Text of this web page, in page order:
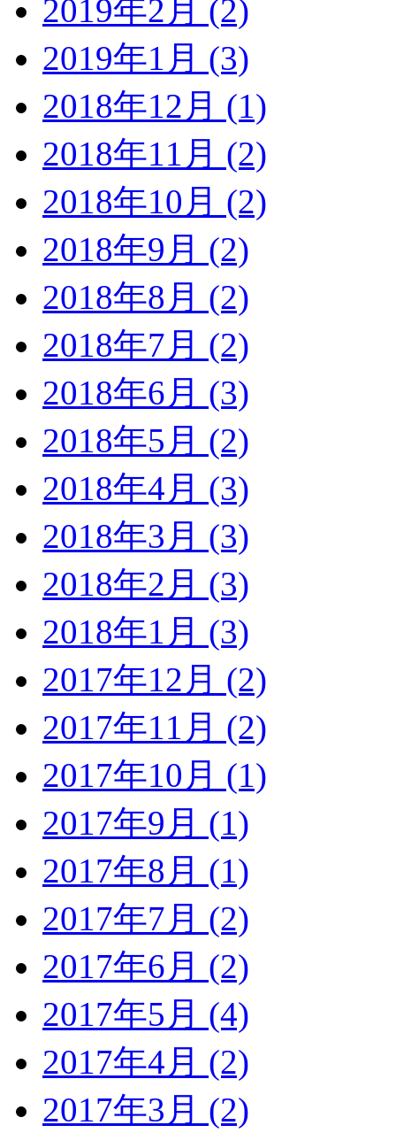
2019年2月 (2)
2019年1月 (3)
2018年12月 (1)
2018年11月 (2)
2018年10月 (2)
2018年9月 (2)
2018年8月 (2)
2018年7月 (2)
2018年6月 (3)
2018年5月 (2)
2018年4月 (3)
2018年3月 (3)
2018年2月 (3)
2018年1月 (3)
2017年12月 (2)
2017年11月 (2)
2017年10月 (1)
2017年9月 (1)
2017年8月 (1)
2017年7月 (2)
2017年6月 (2)
2017年5月 (4)
2017年4月 (2)
2017年3月 (2)